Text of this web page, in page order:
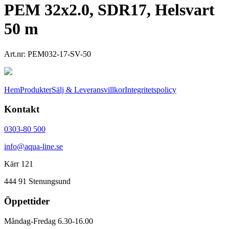
PEM 32x2.0, SDR17, Helsvart
50 m
Art.nr: PEM032-17-SV-50
HemProdukterSälj & LeveransvillkorIntegritetspolicy
Kontakt
0303-80 500
info@aqua-line.se
Kärr 121
444 91 Stenungsund
Öppettider
Måndag-Fredag 6.30-16.00